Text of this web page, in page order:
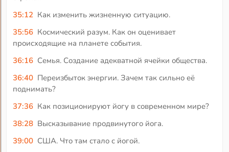
35:12 Как изменить жизненную ситуацию.
35:56 Космический разум. Как он оценивает
происходящие на планете события.
36:16 Семья. Создание адекватной ячейки общества.
36:40 Переизбыток энергии. Зачем так сильно её
поднимать?
37:36 Как позиционируют йогу в современном мире?
38:28 Высказывание продвинутого йога.
39:00 США. Что там стало с йогой.